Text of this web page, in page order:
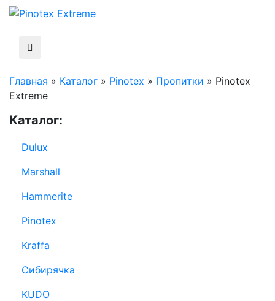
Главная » Каталог » Pinotex » Пропитки » Pinotex
Extreme
Каталог:
Dulux
Marshall
Hammerite
Pinotex
Kraffa
Сибирячка
KUDO